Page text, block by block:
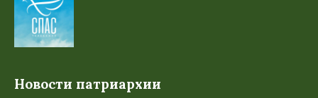
Новости патриархии